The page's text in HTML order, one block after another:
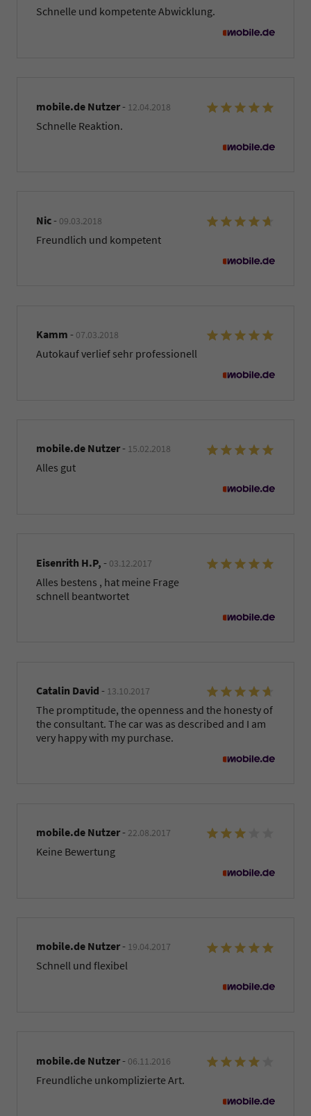
Schnelle und kompetente Abwicklung.
mobile.de Nutzer- 12.04.2018
Schnelle Reaktion.
Nic- 09.03.2018
Freundlich und kompetent
Kamm - 07.03.2018
Autokauf verlief sehr professionell
mobile.de Nutzer- 15.02.2018
Alles gut
Eisenrith H.P, - 03.12.2017
Alles bestens , hat meine Frage
schnell beantwortet
Catalin David - 13.10.2017
The promptitude, the openness and the honesty of
the consultant. The car was as described and I am
very happy with my purchase.
mobile.de Nutzer- 22.08.2017
Keine Bewertung
mobile.de Nutzer- 19.04.2017
Schnell und flexibel
mobile.de Nutzer- 06.11.2016
Freundliche unkomplizierte Art.